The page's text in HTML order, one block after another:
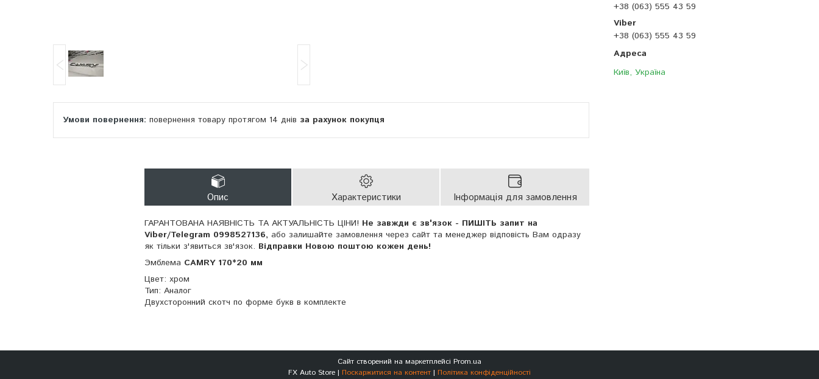
+38 (063) 555 43 59
+38 (063) 555 43 59
Київ, Україна
повернення товару протягом 14 днів за рахунок покупця
Опис Характеристики Інформація для замовлення
ГАРАНТОВАНА НАЯВНІСТЬ ТА АКТУАЛЬНІСТЬ ЦІНИ! Не завжди є зв'язок - ПИШІТЬ запит на
Viber/Telegram 0998527136, або залишайте замовлення через сайт та менеджер відповість Вам одразу
як тільки з'явиться зв'язок. Відправки Новою поштою кожен день!
Эмблема CAMRY 170*20 мм
Цвет: хром
Тип: Аналог
Двухсторонний скотч по форме букв в комплекте
Сайт створений на маркетплейсі Prom.ua
FX Auto Store | Поскаржитися на контент | Політика конфіденційності